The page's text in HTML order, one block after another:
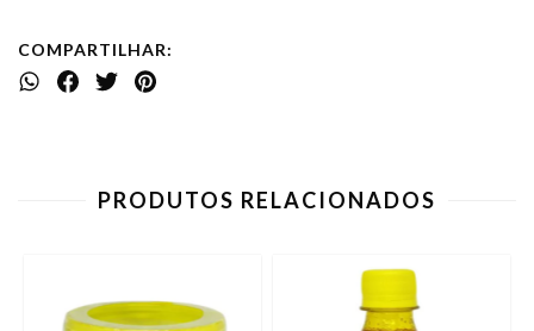
COMPARTILHAR:
PRODUTOS RELACIONADOS